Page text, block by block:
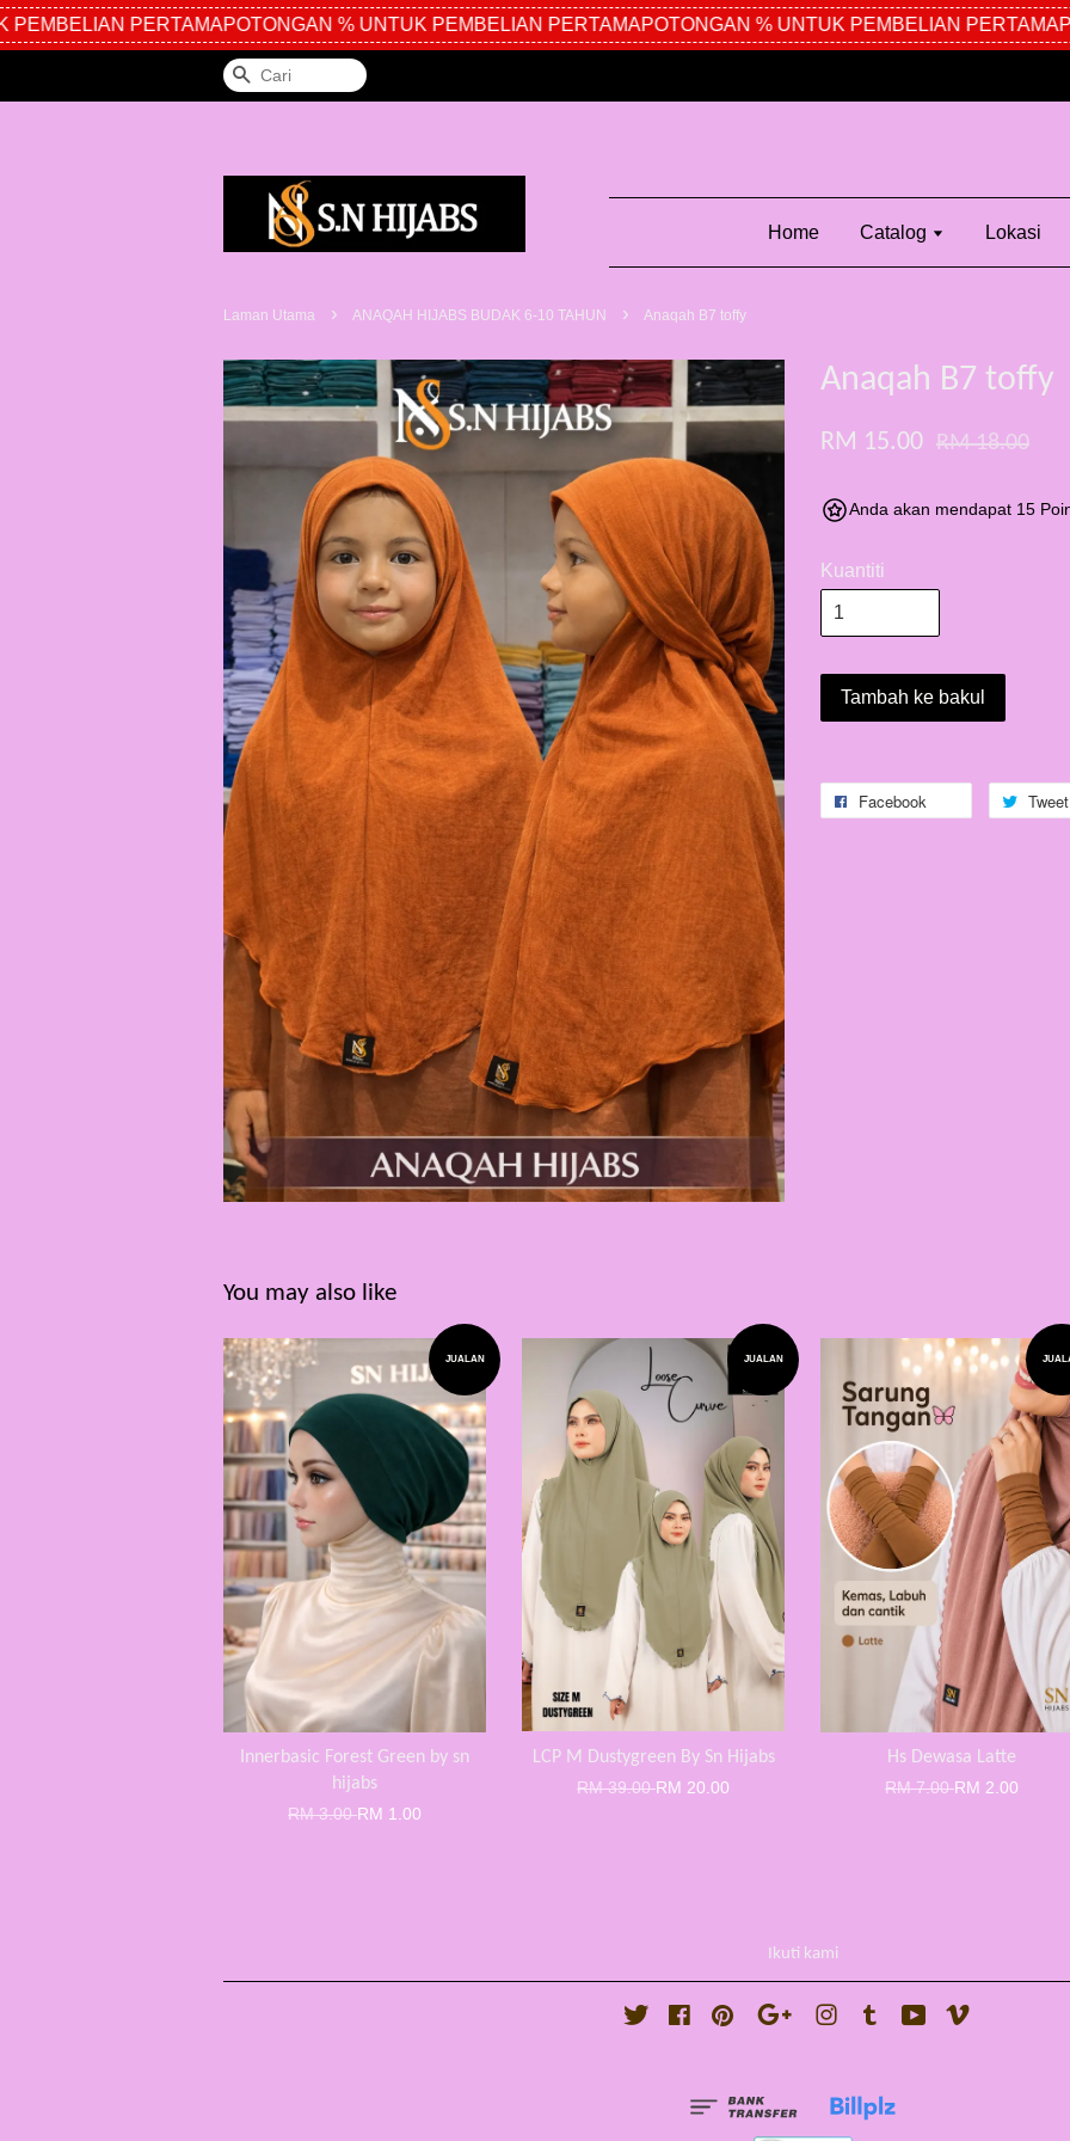
PERTAMAPOTONGAN % UNTUK PEMBELIAN PERTAMAPOTONGAN % UNTUK PEMBELIAN PERTAMA
Cari
Home Catalog Lokasi
Laman Utama › ANAQAH HIJABS BUDAK 6-10 TAHUN › Anaqah B7 toffy
Anaqah B7 toffy
RM 15.00 RM 18.00
Anda akan mendapat 15
Kuantiti
Tambah ke bakul
Facebook Tweet
You may also like
JUALAN
Innerbasic Forest Green by sn
hijabs
RM 3.00RM 1.00
JUALAN
LCP M Dustygreen By Sn Hijabs
RM 39.00RM 20.00
Hs Dewasa Latte
RM 7.00RM 2.00
Ikuti kami
Twitter FacebookPinterest Google Instagram
Tumblr YouTube